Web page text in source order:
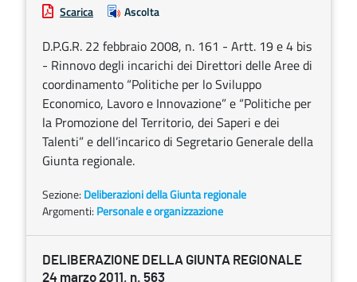
Scarica Ascolta
D.P.G.R. 22 febbraio 2008, n. 161 - Artt. 19 e 4 bis
- Rinnovo degli incarichi dei Direttori delle Aree di
coordinamento “Politiche per lo Sviluppo
Economico, Lavoro e Innovazione” e “Politiche per
la Promozione del Territorio, dei Saperi e dei
Talenti” e dell’incarico di Segretario Generale della
Giunta regionale.
Sezione: Deliberazioni della Giunta regionale
Argomenti: Personale e organizzazione
DELIBERAZIONE DELLA GIUNTA REGIONALE
24 marzo 2011, n. 563